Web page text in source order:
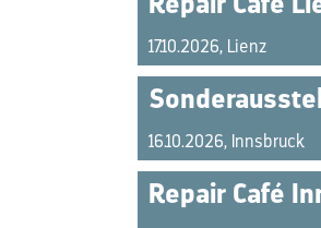
Repair Café
17.10.2026, Lienz
16.10.2026, Innsbruck
Repair Café